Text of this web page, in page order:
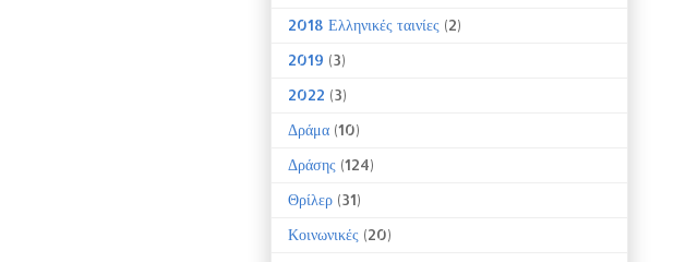
2018 Ελληνικές ταινίες (2)
2019 (3)
2022 (3)
Δράμα (10)
Δράσης (124)
Θρίλερ (31)
Κοινωνικές (20)